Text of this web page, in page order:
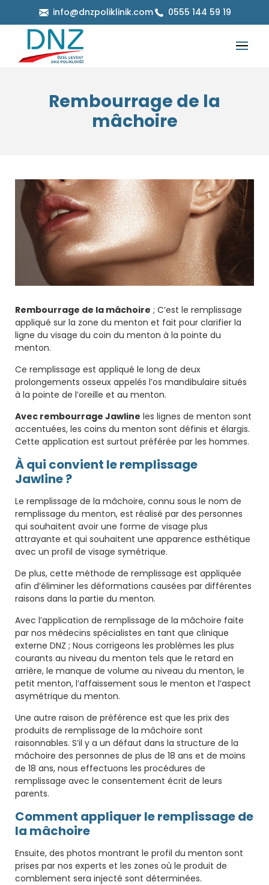
info@dnzpoliklinik.com 0555 144 59 19
Rembourrage de la
mâchoire
Rembourrage de la mâchoire ; C’est le remplissage
appliqué sur la zone du menton et fait pour clarifier la
ligne du visage du coin du menton à la pointe du
menton.
Ce remplissage est appliqué le long de deux
prolongements osseux appelés l’os mandibulaire situés
à la pointe de l’oreille et au menton.
Avec rembourrage Jawline les lignes de menton sont
accentuées, les coins du menton sont définis et élargis.
Cette application est surtout préférée par les hommes.
À qui convient le remplissage
Jawline ?
Le remplissage de la mâchoire, connu sous le nom de
remplissage du menton, est réalisé par des personnes
qui souhaitent avoir une forme de visage plus
attrayante et qui souhaitent une apparence esthétique
avec un profil de visage symétrique.
De plus, cette méthode de remplissage est appliquée
afin d’éliminer les déformations causées par différentes
raisons dans la partie du menton.
Avec l’application de remplissage de la mâchoire faite
par nos médecins spécialistes en tant que clinique
externe DNZ ; Nous corrigeons les problèmes les plus
courants au niveau du menton tels que le retard en
arrière, le manque de volume au niveau du menton, le
petit menton, l’affaissement sous le menton et l’aspect
asymétrique du menton.
Une autre raison de préférence est que les prix des
produits de remplissage de la mâchoire sont
raisonnables. S’il y a un défaut dans la structure de la
mâchoire des personnes de plus de 18 ans et de moins
de 18 ans, nous effectuons les procédures de
remplissage avec le consentement écrit de leurs
parents.
Comment appliquer le remplissage de
la mâchoire
Ensuite, des photos montrant le profil du menton sont
prises par nos experts et les zones où le produit de
comblement sera injecté sont déterminées.